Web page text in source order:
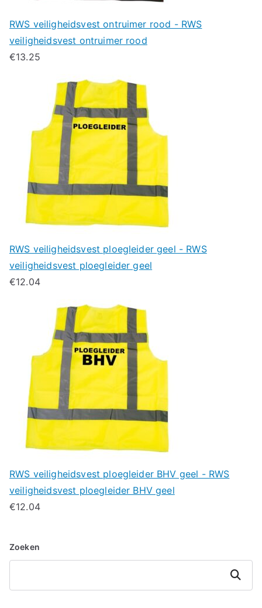
RWS veiligheidsvest ontruimer rood - RWS
veiligheidsvest ontruimer rood
€13.25
RWS veiligheidsvest ploegleider geel - RWS
veiligheidsvest ploegleider geel
€12.04
RWS veiligheidsvest ploegleider BHV geel - RWS
veiligheidsvest ploegleider BHV geel
€12.04
Zoeken
Zoeken